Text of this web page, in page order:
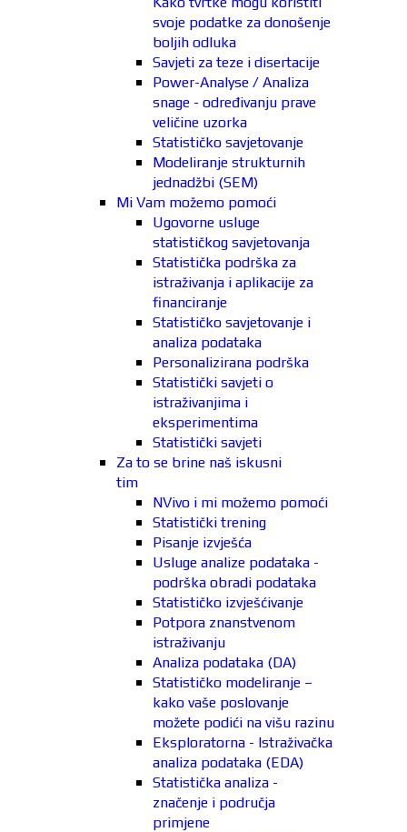
svoje podatke za donošenje
boljih odluka
Savjeti za teze i disertacije
Power-Analyse / Analiza
snage - određivanju prave
veličine uzorka
Statističko savjetovanje
Modeliranje strukturnih
jednadžbi (SEM)
Mi Vam možemo pomoći
Ugovorne usluge
statističkog savjetovanja
Statistička podrška za
istraživanja i aplikacije za
financiranje
Statističko savjetovanje i
analiza podataka
Personalizirana podrška
Statistički savjeti o
istraživanjima i
eksperimentima
Statistički savjeti
Za to se brine naš iskusni
tim
NVivo i mi možemo pomoći
Statistički trening
Pisanje izvješća
Usluge analize podataka -
podrška obradi podataka
Statističko izvješćivanje
Potpora znanstvenom
istraživanju
Analiza podataka (DA)
Statističko modeliranje –
kako vaše poslovanje
možete podići na višu razinu
Eksploratorna - Istraživačka
analiza podataka (EDA)
Statistička analiza -
značenje i područja
primjene